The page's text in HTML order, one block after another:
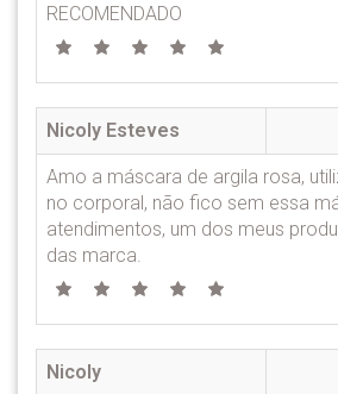
RECOMENDADO
Nicoly Esteves
Amo a máscara de argila rosa,
no corporal, não fico sem essa
atendimentos, um dos meus
das marca.
Nicoly